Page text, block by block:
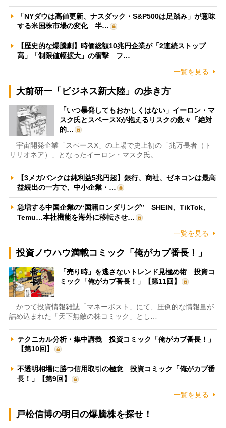
「NYダウは高値更新、ナスダック・S&P500は足踏み」が意味
する米国株市場の変化 半…
【歴史的な爆騰劇】時価総額10兆円企業が「2連続ストップ
高」「制限値幅拡大」の衝撃 フ…
一覧を見る
大前研一「ビジネス新大陸」の歩き方
「いつ暴発してもおかしくはない」イーロン・マ
スク氏とスペースXが抱えるリスクの数々「絶対
的…
宇宙開発企業「スペースX」の上場で史上初の「兆万長者（ト
リリオネア）」となったイーロン・マスク氏。…
【3メガバンクは純利益5兆円超】銀行、商社、ゼネコンは最高
益続出の一方で、中小企業・…
急増する中国企業の“国籍ロンダリング” SHEIN、TikTok、
Temu…本社機能を海外に移転させ…
一覧を見る
投資ノウハウ満載コミック「俺がカブ番長！」
「売り時」を逃さないトレンド見極め術 投資コ
ミック「俺がカブ番長！」【第11回】
かつて投資情報雑誌「マネーポスト」にて、圧倒的な情報量が
詰め込まれた「天下無敵の株コミック」とし…
テクニカル分析・集中講義 投資コミック「俺がカブ番長！」
【第10回】
不透明相場に勝つ信用取引の極意 投資コミック「俺がカブ番
長！」【第9回】
一覧を見る
戸松信博の明日の爆騰株を探せ！